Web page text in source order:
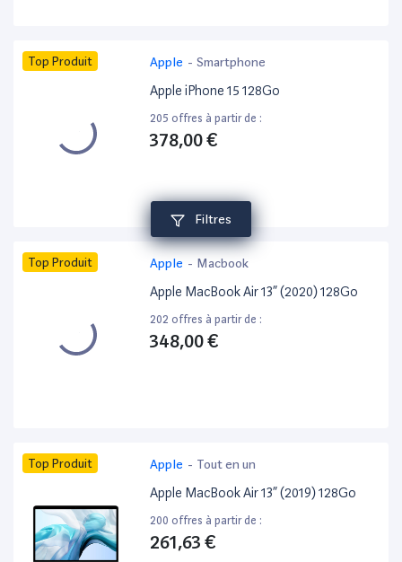
Filtres
Top Produit Apple - Smartphone
Apple iPhone 15 128Go
205 offres à partir de :
378,00 €
Top Produit Apple - Macbook
Apple MacBook Air 13” (2020) 128Go
202 offres à partir de :
348,00 €
Top Produit Apple - Tout en un
Apple MacBook Air 13” (2019) 128Go
200 offres à partir de :
261,63 €